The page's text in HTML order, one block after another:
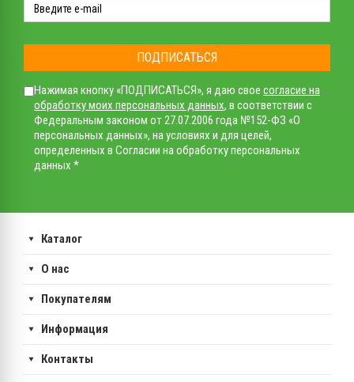
ПОДПИСАТЬСЯ
Нажимая кнопку «ПОДПИСАТЬСЯ», я даю свое согласие на
обработку моих персональных данных, в соответствии с
Федеральным законом от 27.07.2006 года №152-ФЗ «О
персональных данных», на условиях и для целей,
определенных в Согласии на обработку персональных
данных *
Каталог
О нас
Покупателям
Информация
Контакты